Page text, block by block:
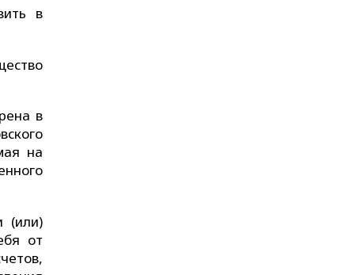
в
в
на
(или)
от